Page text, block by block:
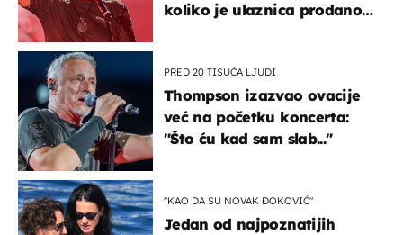
koliko je ulaznica prodano
PRED 20 TISUĆA LJUDI
Thompson izazvao ovacije
već na početku koncerta:
"Što ću kad sam slab..."
"KAO DA SU NOVAK ĐOKOVIĆ"
Jedan od najpoznatijih